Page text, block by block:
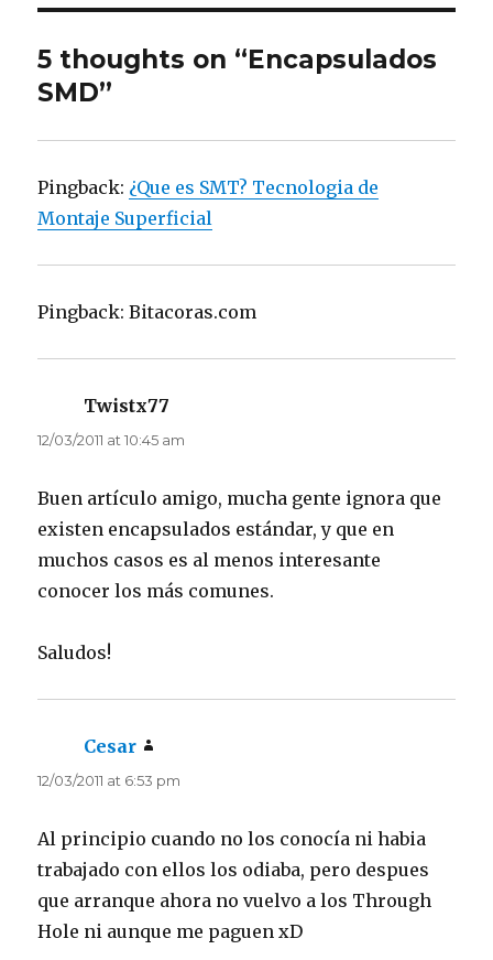
5 thoughts on “Encapsulados
SMD”
Pingback: ¿Que es SMT? Tecnologia de
Montaje Superficial
Pingback: Bitacoras.com
Twistx77
12/03/2011 at 10:45 am
Buen artículo amigo, mucha gente ignora que
existen encapsulados estándar, y que en
muchos casos es al menos interesante
conocer los más comunes.
Saludos!
Cesar
12/03/2011 at 6:53 pm
Al principio cuando no los conocía ni habia
trabajado con ellos los odiaba, pero despues
que arranque ahora no vuelvo a los Through
Hole ni aunque me paguen xD